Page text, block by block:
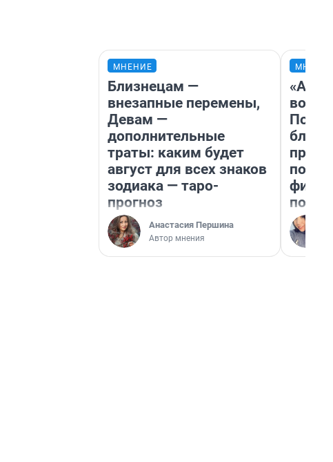
МНЕНИЕ
Близнецам —
внезапные перемены,
Девам —
дополнительные
траты: каким будет
август для всех знаков
зодиака — таро-
прогноз
Анастасия Першина
Автор мнения
вот